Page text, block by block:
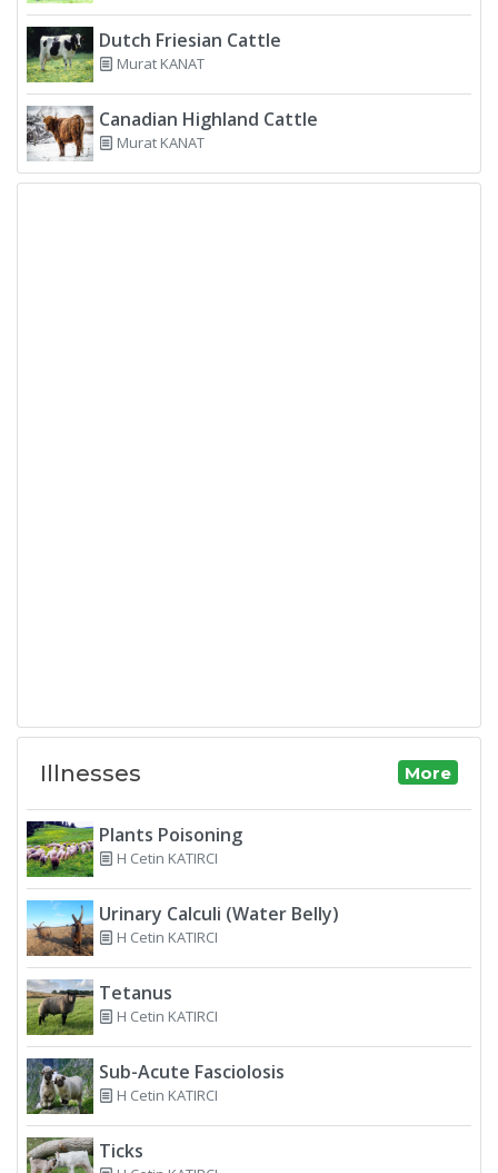
Dutch Friesian Cattle
Murat KANAT
Canadian Highland Cattle
Murat KANAT
Illnesses More
Plants Poisoning
H Cetin KATIRCI
Urinary Calculi (Water Belly)
H Cetin KATIRCI
Tetanus
H Cetin KATIRCI
Sub-Acute Fasciolosis
H Cetin KATIRCI
Ticks